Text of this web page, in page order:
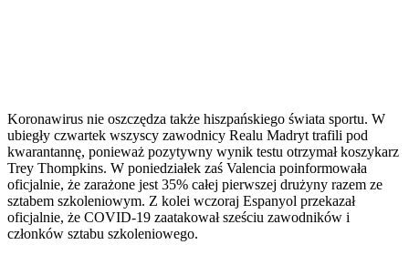
Koronawirus nie oszczędza także hiszpańskiego świata sportu. W
ubiegły czwartek wszyscy zawodnicy Realu Madryt trafili pod
kwarantannę, ponieważ pozytywny wynik testu otrzymał koszykarz
Trey Thompkins. W poniedziałek zaś Valencia poinformowała
oficjalnie, że zarażone jest 35% całej pierwszej drużyny razem ze
sztabem szkoleniowym. Z kolei wczoraj Espanyol przekazał
oficjalnie, że COVID-19 zaatakował sześciu zawodników i
członków sztabu szkoleniowego.